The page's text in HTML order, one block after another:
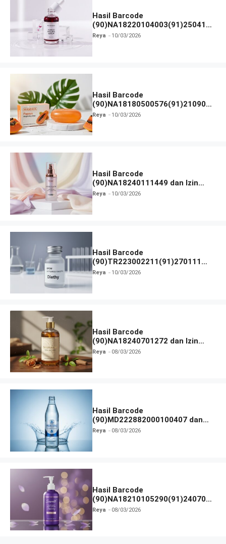
Hasil Barcode
(90)NA18220104003(91)250418
dan Izin BPOM
Reya 10/03/2026
Hasil Barcode
(90)NA18180500576(91)210906
dan Izin BPOM
Reya 10/03/2026
Hasil Barcode
(90)NA18240111449 dan Izin
BPOM
Reya 10/03/2026
Hasil Barcode
(90)TR223002211(91)270111
dan Izin BPOM
Reya 10/03/2026
Hasil Barcode
(90)NA18240701272 dan Izin
BPOM
Reya 08/03/2026
Hasil Barcode
(90)MD222882000100407 dan
Izin BPOM
Reya 08/03/2026
Hasil Barcode
(90)NA18210105290(91)240703
dan Izin BPOM
Reya 08/03/2026